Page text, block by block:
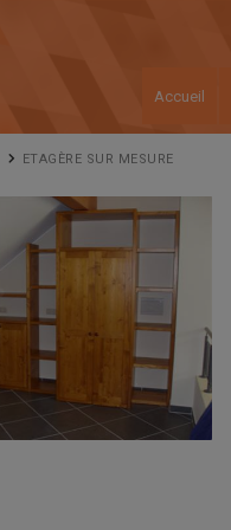
Accueil
ETAGÈRE SUR MESURE